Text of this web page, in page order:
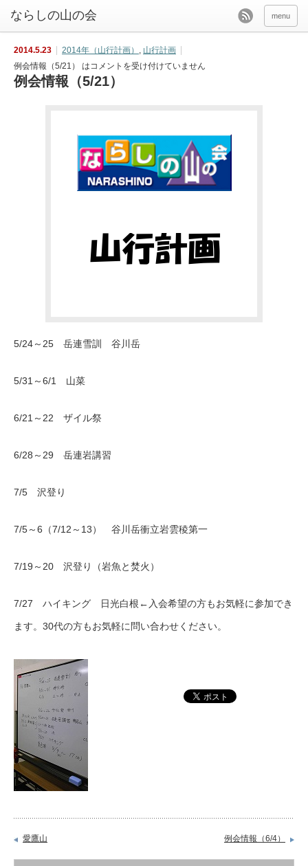
menu
2014.5.23 2014年（山行計画） , 山行計画
例会情報（5/21） はコメントを受け付けていません
例会情報（5/21）
5/24～25 岳連雪訓 谷川岳
5/31～6/1 山菜
6/21～22 ザイル祭
6/28～29 岳連岩講習
7/5 沢登り
7/5～6（7/12～13） 谷川岳衝立岩雲稜第一
7/19～20 沢登り（岩魚と焚火）
7/27 ハイキング 日光白根←入会希望の方もお気軽に参加でき
ます。30代の方もお気軽に問い合わせください。
愛鷹山 例会情報（6/4）